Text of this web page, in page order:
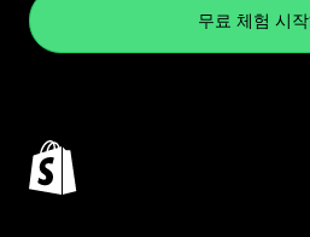
무료 체험 시